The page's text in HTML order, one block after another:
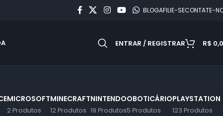
BLOGAFILIE-SECONTATE-
ENTRAR / REGISTRAR R$
MICROSOFT
2 Produtos
MINECRAFT
12 Produtos
NINTENDO
19 Produtos
OBOTICÁRIO
5 Produtos
PLAYSTATION
123 Produtos